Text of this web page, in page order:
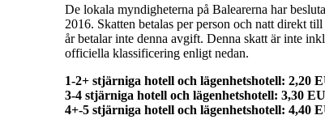
De lokala myndigheterna på Balearerna har
2016. Skatten betalas per person och natt direkt
år betalar inte denna avgift. Denna skatt är inte
officiella klassificering enligt nedan.
1-2+ stjärniga hotell och lägenhetshotell: 2,20
3-4 stjärniga hotell och lägenhetshotell: 3,30